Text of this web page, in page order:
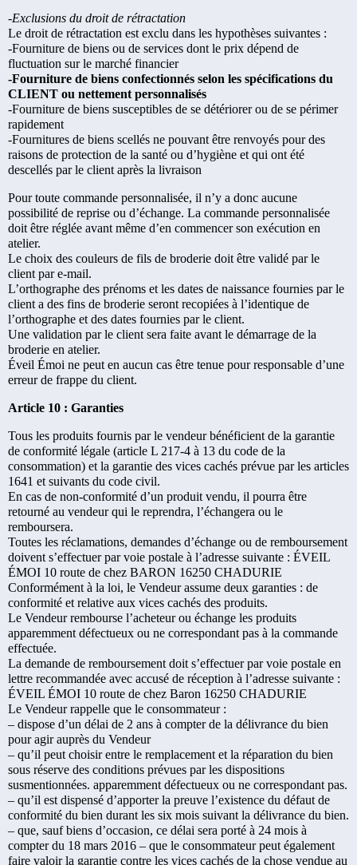
-Exclusions du droit de rétractation
Le droit de rétractation est exclu dans les hypothèses suivantes :
-Fourniture de biens ou de services dont le prix dépend de
fluctuation sur le marché financier
-Fourniture de biens confectionnés selon les spécifications du
CLIENT ou nettement personnalisés
-Fourniture de biens susceptibles de se détériorer ou de se périmer
rapidement
-Fournitures de biens scellés ne pouvant être renvoyés pour des
raisons de protection de la santé ou d’hygiène et qui ont été
descellés par le client après la livraison
Pour toute commande personnalisée, il n’y a donc aucune
possibilité de reprise ou d’échange. La commande personnalisée
doit être réglée avant même d’en commencer son exécution en
atelier.
Le choix des couleurs de fils de broderie doit être validé par le
client par e-mail.
L’orthographe des prénoms et les dates de naissance fournies par le
client a des fins de broderie seront recopiées à l’identique de
l’orthographe et des dates fournies par le client.
Une validation par le client sera faite avant le démarrage de la
broderie en atelier.
Éveil Émoi ne peut en aucun cas être tenue pour responsable d’une
erreur de frappe du client.
Article 10 : Garanties
Tous les produits fournis par le vendeur bénéficient de la garantie
de conformité légale (article L 217-4 à 13 du code de la
consommation) et la garantie des vices cachés prévue par les articles
1641 et suivants du code civil.
En cas de non-conformité d’un produit vendu, il pourra être
retourné au vendeur qui le reprendra, l’échangera ou le
remboursera.
Toutes les réclamations, demandes d’échange ou de remboursement
doivent s’effectuer par voie postale à l’adresse suivante : ÉVEIL
ÉMOI 10 route de chez BARON 16250 CHADURIE
Conformément à la loi, le Vendeur assume deux garanties : de
conformité et relative aux vices cachés des produits.
Le Vendeur rembourse l’acheteur ou échange les produits
apparemment défectueux ou ne correspondant pas à la commande
effectuée.
La demande de remboursement doit s’effectuer par voie postale en
lettre recommandée avec accusé de réception à l’adresse suivante :
ÉVEIL ÉMOI 10 route de chez Baron 16250 CHADURIE
Le Vendeur rappelle que le consommateur :
– dispose d’un délai de 2 ans à compter de la délivrance du bien
pour agir auprès du Vendeur
– qu’il peut choisir entre le remplacement et la réparation du bien
sous réserve des conditions prévues par les dispositions
susmentionnées. apparemment défectueux ou ne correspondant pas.
– qu’il est dispensé d’apporter la preuve l’existence du défaut de
conformité du bien durant les six mois suivant la délivrance du bien.
– que, sauf biens d’occasion, ce délai sera porté à 24 mois à
compter du 18 mars 2016 – que le consommateur peut également
faire valoir la garantie contre les vices cachés de la chose vendue au